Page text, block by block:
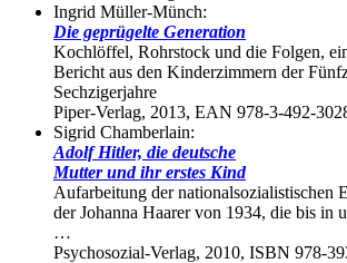
Ingrid Müller-Münch:
Die geprügelte Generation
Kochlöffel, Rohrstock und die Folgen,
Bericht aus den Kinderzimmern der
Sechzigerjahre
Piper-Verlag, 2013, EAN 978-3-492-
Sigrid Chamberlain:
Adolf Hitler, die deutsche
Mutter und ihr erstes Kind
Aufarbeitung der nationalsozialistischen
der Johanna Haarer von 1934, die bis in
…
Psychosozial-Verlag, 2010, ISBN 978-